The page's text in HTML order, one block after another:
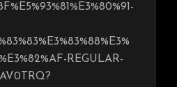
REGULAR-